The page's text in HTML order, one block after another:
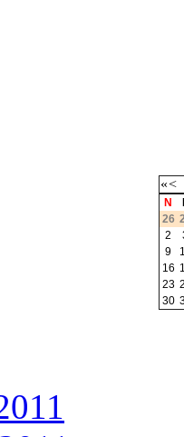
«<
N
26
2
9
16
23
30